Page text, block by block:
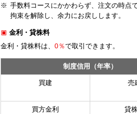
手数料コースにかかわらず、注文の時点
拘束を解除し、余力にお戻しします。
金利・貸株料
金利・貸株料は、 0％で取引できます。
制度信用（年率）
買建 売
買方金利 貸